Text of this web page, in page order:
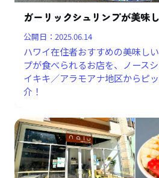
ガーリックシュリンプが美味
公開日：2025.06.14
ハワイ在住者おすすめの美味し
プが食べられるお店を、ノース
イキキ／アラモアナ地区からピ
介！